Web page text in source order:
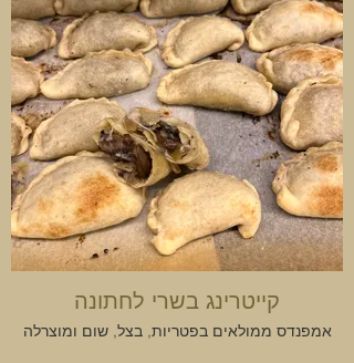
קייטרינג בשרי לחתונה
אמפנדס ממולאים בפטריות, בצל, שום ומוצרלה